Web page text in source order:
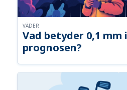
Vad betyder 0,1 mm i
prognosen?
VÄDER